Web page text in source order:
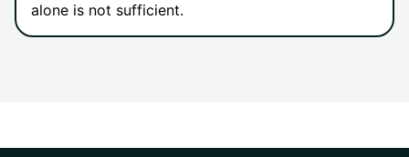
alone is not sufficient.